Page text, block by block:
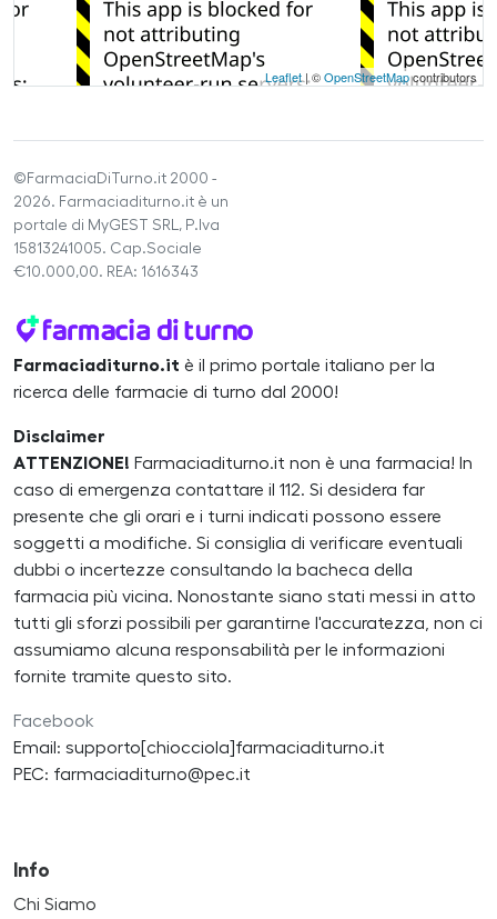
Leaflet| ©OpenStreetMapcontributors
©FarmaciaDiTurno.it 2000 -
2026. Farmaciaditurno.it è un
portale di MyGEST SRL, P.Iva
15813241005. Cap.Sociale
€10.000,00. REA: 1616343
Farmaciaditurno.it è il primo portale italiano per la
ricerca delle farmacie di turno dal 2000!
Disclaimer
ATTENZIONE! Farmaciaditurno.it non è una farmacia! In
caso di emergenza contattare il 112. Si desidera far
presente che gli orari e i turni indicati possono essere
soggetti a modifiche. Si consiglia di verificare eventuali
dubbi o incertezze consultando la bacheca della
farmacia più vicina. Nonostante siano stati messi in atto
tutti gli sforzi possibili per garantirne l'accuratezza, non ci
assumiamo alcuna responsabilità per le informazioni
fornite tramite questo sito.
Facebook
Email: supporto[chiocciola]farmaciaditurno.it
PEC: farmaciaditurno@pec.it
Info
Chi Siamo